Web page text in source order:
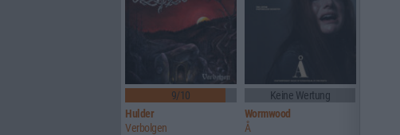
9/10
Hulder
Verbolgen
Keine Wertung
Wormwood
Å